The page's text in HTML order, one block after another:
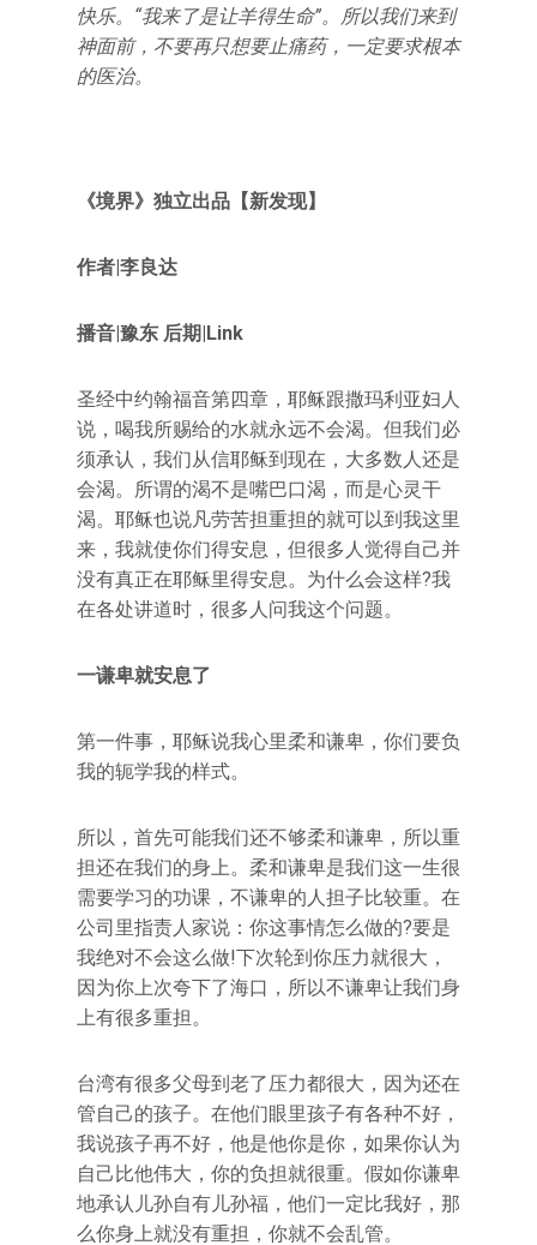
快乐。“我来了是让羊得生命”。所以我们来到
神面前，不要再只想要止痛药，一定要求根本
的医治。
《境界》独立出品【新发现】
作者|李良达
播音|豫东 后期|Link
圣经中约翰福音第四章，耶稣跟撒玛利亚妇人
说，喝我所赐给的水就永远不会渴。但我们必
须承认，我们从信耶稣到现在，大多数人还是
会渴。所谓的渴不是嘴巴口渴，而是心灵干
渴。耶稣也说凡劳苦担重担的就可以到我这里
来，我就使你们得安息，但很多人觉得自己并
没有真正在耶稣里得安息。为什么会这样?我
在各处讲道时，很多人问我这个问题。
一谦卑就安息了
第一件事，耶稣说我心里柔和谦卑，你们要负
我的轭学我的样式。
所以，首先可能我们还不够柔和谦卑，所以重
担还在我们的身上。柔和谦卑是我们这一生很
需要学习的功课，不谦卑的人担子比较重。在
公司里指责人家说：你这事情怎么做的?要是
我绝对不会这么做!下次轮到你压力就很大，
因为你上次夸下了海口，所以不谦卑让我们身
上有很多重担。
台湾有很多父母到老了压力都很大，因为还在
管自己的孩子。在他们眼里孩子有各种不好，
我说孩子再不好，他是他你是你，如果你认为
自己比他伟大，你的负担就很重。假如你谦卑
地承认儿孙自有儿孙福，他们一定比我好，那
么你身上就没有重担，你就不会乱管。